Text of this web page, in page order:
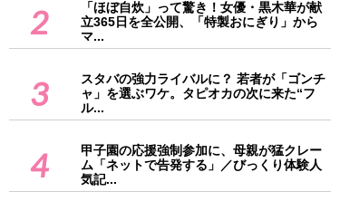
2
「ほぼ自炊」って驚き！女優・黒木華が献
立365日を全公開、「特製おにぎり」から
マ...
3
スタバの強力ライバルに？ 若者が「ゴンチ
ャ」を選ぶワケ。タピオカの次に来た“フ
ル...
4
甲子園の応援強制参加に、母親が猛クレー
ム「ネットで告発する」／びっくり体験人
気記...